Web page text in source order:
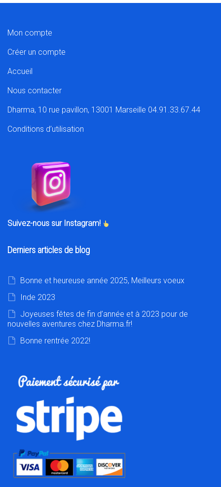
Mon compte
Créer un compte
Accueil
Nous contacter
Dharma, 10 rue pavillon, 13001 Marseille 04.91.33.67.44
Conditions d’utilisation
Suivez-nous sur Instagram!
Derniers articles de blog
Bonne et heureuse année 2025, Meilleurs voeux
Inde 2023
Joyeuses fêtes de fin d’année et à 2023 pour de
nouvelles aventures chez Dharma.fr!
Bonne rentrée 2022!